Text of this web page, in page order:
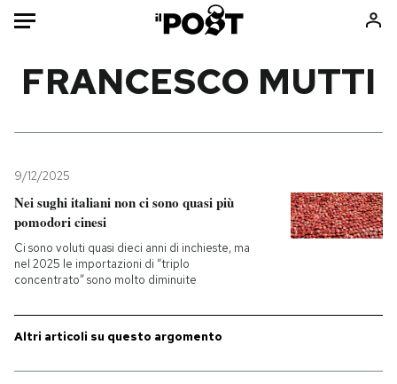
Mondo
Politica
Tecnologia
Internet
Scienza
Economia
Consumismi
Ok Boomer!
FRANCESCO MUTTI
9/12/2025
Nei sughi italiani non ci sono quasi più
pomodori cinesi
Ci sono voluti quasi dieci anni di inchieste, ma
nel 2025 le importazioni di “triplo
concentrato” sono molto diminuite
Altri articoli su questo argomento